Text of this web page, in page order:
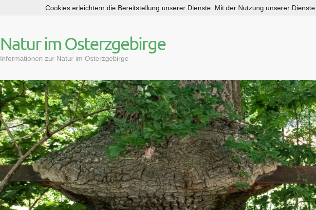
p
t
c
o
n
t
e
n
t
Natur im Osterzgebirge
Informationen zur Natur im Osterzgebirge
Cookies erleichtern die Bereitstellung unserer Dienste. Mit der Nutzung unserer